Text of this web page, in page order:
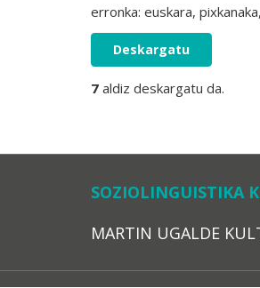
erronka: euskara,
Deskargatu
7 aldiz deskargatu da.
SOZIOLINGUISTIKA
MARTIN UGALDE